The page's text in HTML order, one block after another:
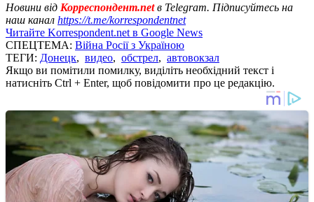
Новини від Корреспондент.netв Telegram. Підписуйтесь на
наш канал https://t.me/korrespondentnet
Читайте Korrespondent.net в Google News
СПЕЦТЕМА: Війна Росії з Україною
ТЕГИ: Донецк, видео, обстрел, автовокзал
Якщо ви помітили помилку, виділіть необхідний текст і
натисніть Ctrl + Enter, щоб повідомити про це редакцію.